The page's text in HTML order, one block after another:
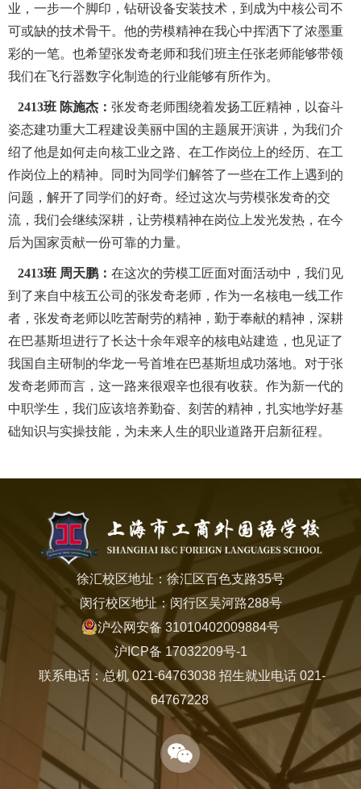
业，一步一个脚印，钻研设备安装技术，到成为中核公司不
可或缺的技术骨干。他的劳模精神在我心中挥洒下了浓墨重
彩的一笔。也希望张发奇老师和我们班主任张老师能够带领
我们在飞行器数字化制造的行业能够有所作为。
2413班 陈施杰： 张发奇老师围绕着发扬工匠精神，以奋斗
姿态建功重大工程建设美丽中国的主题展开演讲，为我们介
绍了他是如何走向核工业之路、在工作岗位上的经历、在工
作岗位上的精神。同时为同学们解答了一些在工作上遇到的
问题，解开了同学们的好奇。经过这次与劳模张发奇的交
流，我们会继续深耕，让劳模精神在岗位上发光发热，在今
后为国家贡献一份可靠的力量。
2413班 周天鹏： 在这次的劳模工匠面对面活动中，我们见
到了来自中核五公司的张发奇老师，作为一名核电一线工作
者，张发奇老师以吃苦耐劳的精神，勤于奉献的精神，深耕
在巴基斯坦进行了长达十余年艰辛的核电站建造，也见证了
我国自主研制的华龙一号首堆在巴基斯坦成功落地。对于张
发奇老师而言，这一路来很艰辛也很有收获。作为新一代的
中职学生，我们应该培养勤奋、刻苦的精神，扎实地学好基
础知识与实操技能，为未来人生的职业道路开启新征程。
徐汇校区地址：徐汇区百色支路35号
闵行校区地址：闵行区吴河路288号
沪公网安备 31010402009884号
沪ICP备 17032209号-1
联系电话：总机 021-64763038 招生就业电话 021-
64767228